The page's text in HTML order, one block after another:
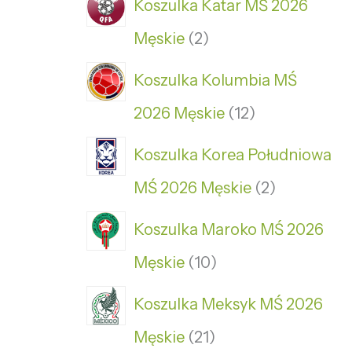
Koszulka Katar MŚ 2026
Męskie 2
Koszulka Kolumbia MŚ
2026 Męskie 12
Koszulka Korea Południowa
MŚ 2026 Męskie 2
Koszulka Maroko MŚ 2026
Męskie 10
Koszulka Meksyk MŚ 2026
Męskie 21